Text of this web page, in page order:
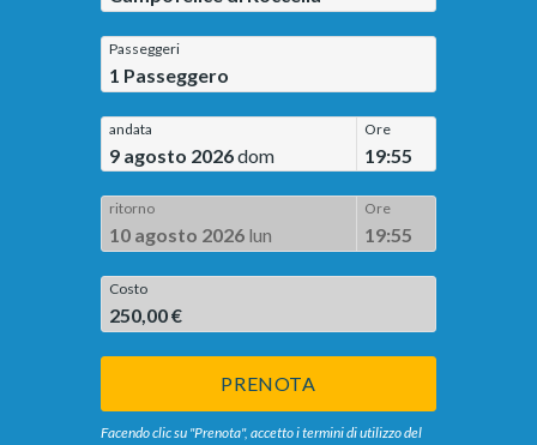
Passeggeri
1 Passeggero
andata
9 agosto 2026dom
Ore
19:55
ritorno
10 agosto 2026 lun
Ore
19:55
Costo
250,00 €
PRENOTA
Facendo clic su "Prenota", accetto i termini di utilizzo del